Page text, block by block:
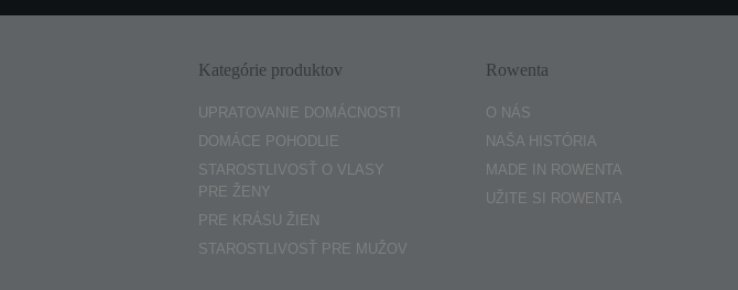
Kategórie produktov
UPRATOVANIE DOMÁCNOSTI
DOMÁCE POHODLIE
STAROSTLIVOSŤ O VLASY
PRE ŽENY
PRE KRÁSU ŽIEN
STAROSTLIVOSŤ PRE MUŽOV
Rowenta
O NÁS
NAŠA HISTÓRIA
MADE IN ROWENTA
UŽITE SI ROWENTA